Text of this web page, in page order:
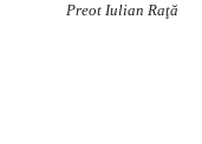
Preot Iulian Raţă